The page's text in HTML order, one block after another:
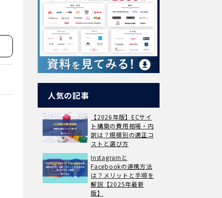
パートナープログラムはこちら
人気の記事
【2026年版】ECサイ
ト構築の費用相場・内
訳は？規模別の適正コ
ストと選び方
Instagramと
Facebookの連携方法
は？メリットと手順を
解説【2025年最新
版】